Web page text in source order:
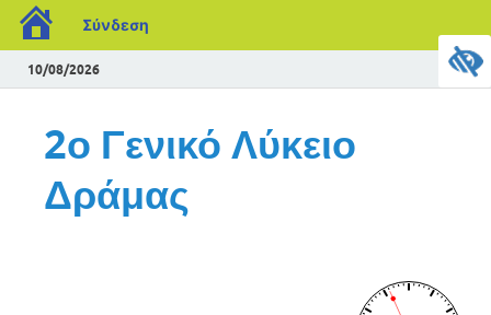
Σύνδεση
10/08/2026
2ο Γενικό Λύκειο
Δράμας